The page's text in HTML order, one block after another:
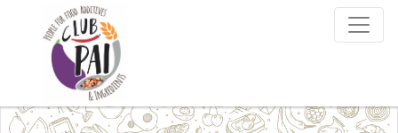
Skip to content